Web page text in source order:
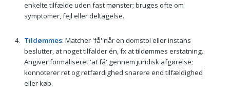
enkelte tilfælde uden fast mønster; bruges ofte om
symptomer, fejl eller deltagelse.
Tildømmes: Matcher 'få' når en domstol eller instans
beslutter, at noget tilfalder én, fx at tildømmes erstatning.
Angiver formaliseret 'at få' gennem juridisk afgørelse;
konnoterer ret og retfærdighed snarere end tilfældighed
eller køb.